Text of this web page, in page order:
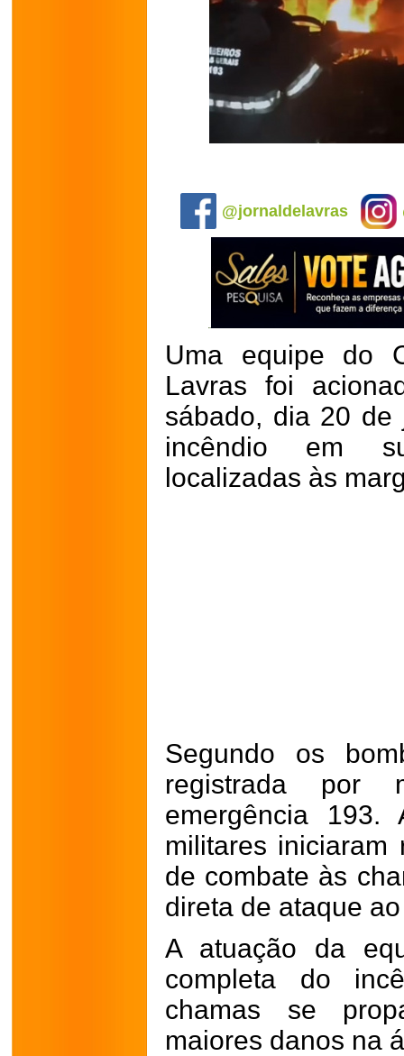
@jornaldelavras
Uma equipe do
Lavras foi
sábado, dia 20 de
incêndio em
localizadas às
Segundo os
registrada por
emergência
militares iniciaram
de combate às
direta de ataque
A atuação da
completa do
chamas se
maiores danos na